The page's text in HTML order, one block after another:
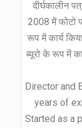
दीर्घकालीन
2008 में फोटो
रूप में कार्य
ब्यूरो के रूप में
Director and
years of
Started as a